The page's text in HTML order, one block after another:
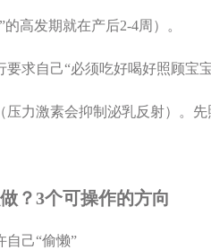
的高发期就在产后2-4周）。
要求自己“必须吃好喝好照顾宝
压力激素会抑制泌乳反射）。
？3个可操作的方向
自己“偷懒”